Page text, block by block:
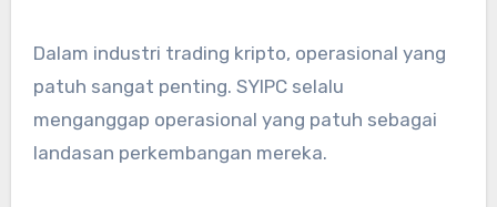
Dalam industri trading kripto, operasional yang
patuh sangat penting. SYIPC selalu
menganggap operasional yang patuh sebagai
landasan perkembangan mereka.